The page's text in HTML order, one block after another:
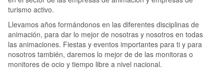
turismo activo.
Llevamos años formándonos en las diferentes disciplinas de
animación, para dar lo mejor de nosotras y nosotros en todas
las animaciones. Fiestas y eventos importantes para ti y para
nosotros también, daremos lo mejor de de las monitoras o
monitores de ocio y tiempo libre a nivel nacional.